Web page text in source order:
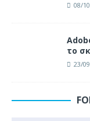
08/
το
23/